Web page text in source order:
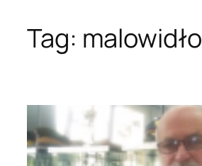
Tag: malowidło